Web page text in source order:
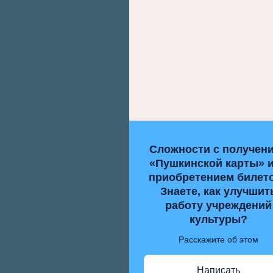
Сложности с
«Пушкинской карты»
приобретением
Знаете, как
работу учреждений
культуры?
Расскажите об этом
Написать